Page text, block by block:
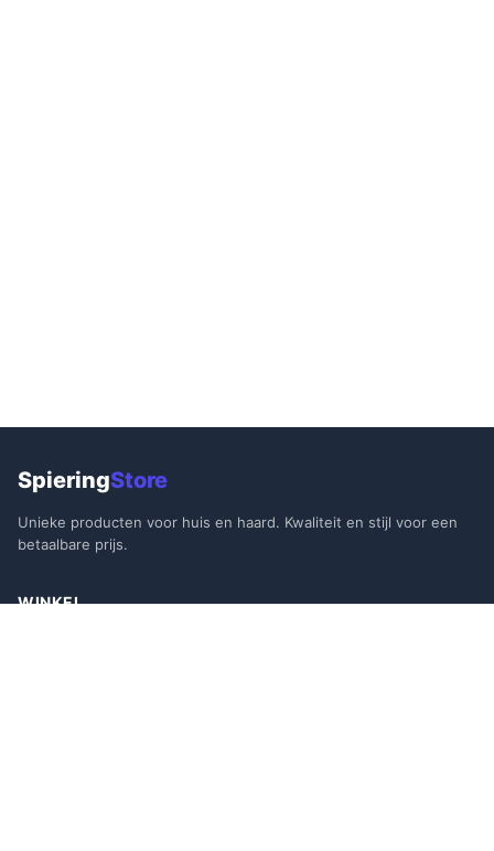
SpieringStore
Unieke producten voor huis en haard. Kwaliteit en stijl voor een
betaalbare prijs.
WINKEL